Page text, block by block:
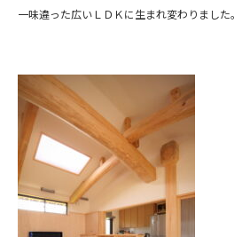
一味違った広いＬＤＫに生まれ変わりました。